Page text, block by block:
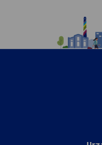
rysunek